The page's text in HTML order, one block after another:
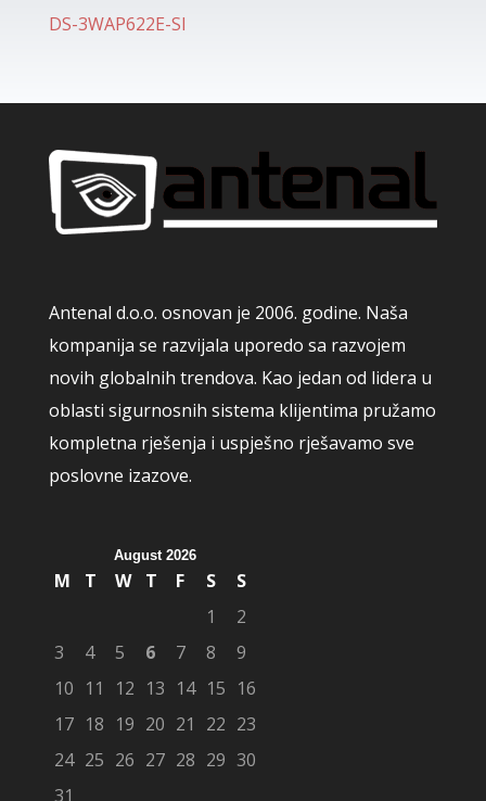
DS-3WAP622E-SI
Antenal d.o.o. osnovan je 2006. godine. Naša
kompanija se razvijala uporedo sa razvojem
novih globalnih trendova. Kao jedan od lidera u
oblasti sigurnosnih sistema klijentima pružamo
kompletna rješenja i uspješno rješavamo sve
poslovne izazove.
August 2026
M T W T F S
S
1
2
3
4 5 6 7 8
9
10 11 12 13 14 15 16
17 18 19 20 21 22 23
24 25 26 27 28 29 30
31